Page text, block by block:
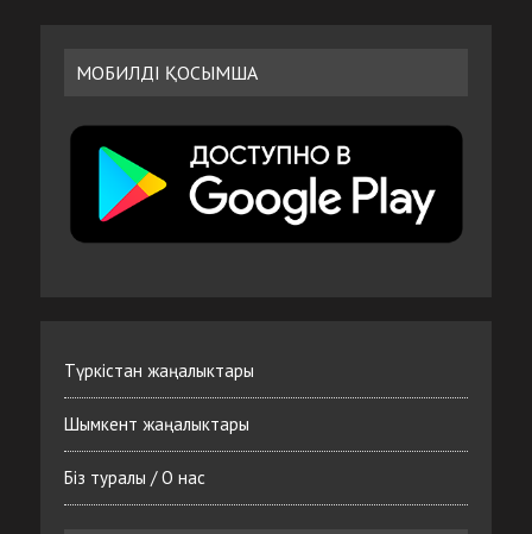
МОБИЛДІ ҚОСЫМША
Түркістан жаңалыктары
Шымкент жаңалыктары
Біз туралы / О нас